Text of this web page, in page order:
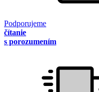
Podporujeme
čítanie
s porozumením